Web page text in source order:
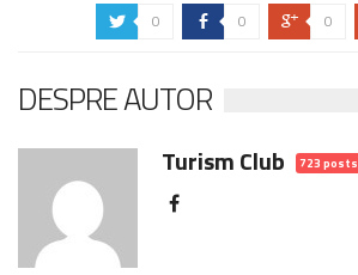
a 0 b 0 c 0
DESPRE AUTOR
Turism Club 723 posts